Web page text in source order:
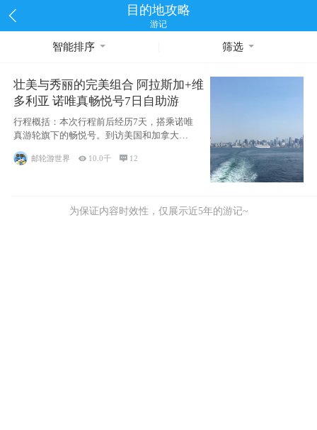
目的地攻略
游记
智能排序 筛选
壮美与秀丽的完美组合 阿拉斯加+维
多利亚 诺唯真畅悦号7日自助游
行程概括：本次行程前后经历7天，搭乘诺唯
真游轮旗下的畅悦号。到访美国和加拿大的4
个州/省：美国华盛顿州
邮轮游世界  10.0千  12
为保证内容时效性，仅展示近5年的游记~